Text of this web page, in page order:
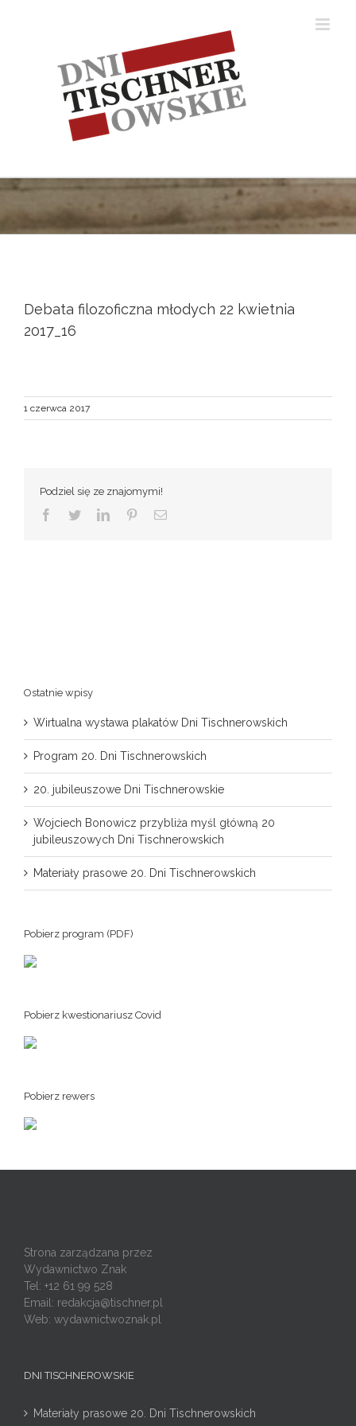
Debata filozoficzna młodych 22 kwietnia
2017_16
1 czerwca 2017
Podziel się ze znajomymi!
Facebook
TwitterLinkedInPinterestEmail
Ostatnie wpisy
Wirtualna wystawa plakatów Dni Tischnerowskich
Program 20. Dni Tischnerowskich
20. jubileuszowe Dni Tischnerowskie
Wojciech Bonowicz przybliża myśl główną 20
jubileuszowych Dni Tischnerowskich
Materiały prasowe 20. Dni Tischnerowskich
Pobierz program (PDF)
Pobierz kwestionariusz Covid
Pobierz rewers
Strona zarządzana przez
Wydawnictwo Znak
Tel: +12 61 99 528
Email: redakcja@tischner.pl
Web: wydawnictwoznak.pl
DNI TISCHNEROWSKIE
Materiały prasowe 20. Dni Tischnerowskich